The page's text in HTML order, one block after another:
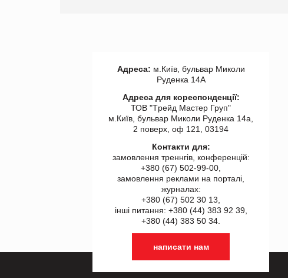
Адреса: м.Київ, бульвар Миколи
Руденка 14А
Адреса для кореспонденції:
ТОВ "Tрейд Мастер Груп"
м.Київ, бульвар Миколи Руденка 14а,
2 поверх, оф 121, 03194
Контакти для:
замовлення треннгів, конференцій:
+380 (67) 502-99-00,
замовлення реклами на порталі,
журналах:
+380 (67) 502 30 13,
інші питання: +380 (44) 383 92 39,
+380 (44) 383 50 34.
написати нам